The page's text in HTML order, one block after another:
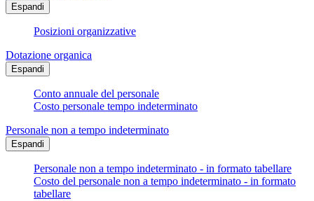
Espandi
Posizioni organizzative
Dotazione organica
Espandi
Conto annuale del personale
Costo personale tempo indeterminato
Personale non a tempo indeterminato
Espandi
Personale non a tempo indeterminato - in formato tabellare
Costo del personale non a tempo indeterminato - in formato
tabellare